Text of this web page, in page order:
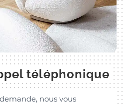
téléphonique
nous vous